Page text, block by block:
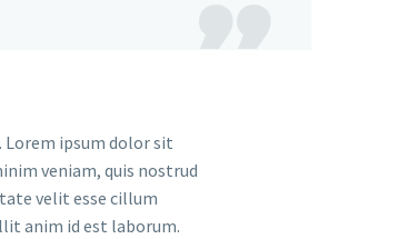

Lorem ipsum dolor sit
veniam, quis nostrud
velit esse cillum
anim id est laborum.